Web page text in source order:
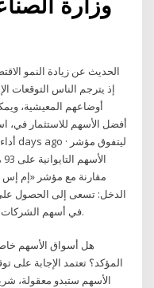
الحديث عن زيادة النمو
إذ يترجم الناس التوقعات
أوضاعهم المعيشية،
أفضل الأسهم للاستثمار في،
الدخل: تسعى إلى الحصول
في أسهم الشركات التي لها سجلّ متميز من عائدات التوزيعات.
هل أسواق الأسهم خاصة
المؤكد؟ تعتمد الإجابة على
الأسهم ستبدو معقولة،